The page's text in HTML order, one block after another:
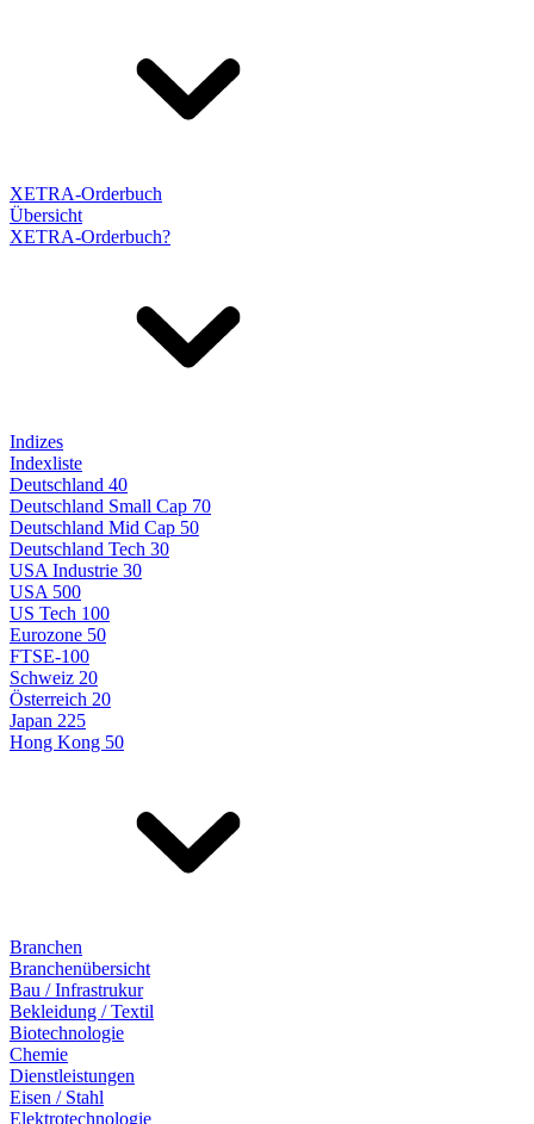
XETRA-Orderbuch
Übersicht
XETRA-Orderbuch?
Indizes
Indexliste
Deutschland 40
Deutschland Small Cap 70
Deutschland Mid Cap 50
Deutschland Tech 30
USA Industrie 30
USA 500
US Tech 100
Eurozone 50
FTSE-100
Schweiz 20
Österreich 20
Japan 225
Hong Kong 50
Branchen
Branchenübersicht
Bau / Infrastrukur
Bekleidung / Textil
Biotechnologie
Chemie
Dienstleistungen
Eisen / Stahl
Elektrotechnologie